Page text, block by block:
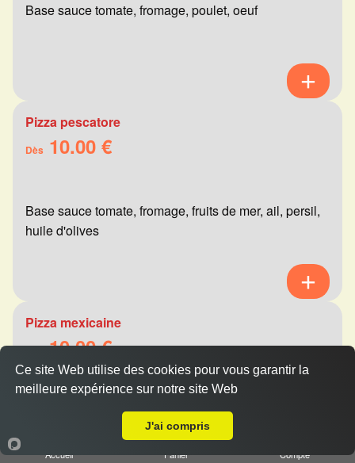
Base sauce tomate, fromage, poulet, oeuf
Pizza pescatore
Dès 10.00 €
Base sauce tomate, fromage, fruits de mer, ail, persil,
huile d'olives
Pizza mexicaine
Dès10.00 €
Base sauce tomate, fromage, viande hachée,
merguez, champignons, poivrons
Accueil Panier Compte
Ce site Web utilise des cookies pour vous garantir la
meilleure expérience sur notre site Web
J'ai compris